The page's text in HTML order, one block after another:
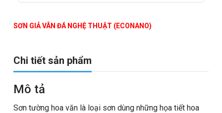
SƠN GIẢ VÂN ĐÁ NGHỆ THUẬT (ECONANO)
Chi tiết sản phẩm
Mô tả
Sơn tường hoa văn là loại sơn dùng những họa tiết hoa